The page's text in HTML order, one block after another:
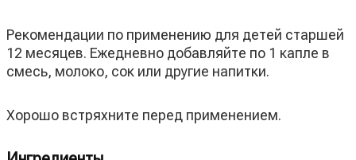
Рекомендации по применению для детей старшей
12 месяцев. Ежедневно добавляйте по 1 капле в
смесь, молоко, сок или другие напитки.
Хорошо встряхните перед применением.